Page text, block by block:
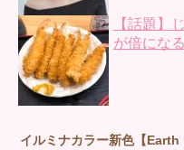
【話題】
が倍にな
イルミナカラー新色【